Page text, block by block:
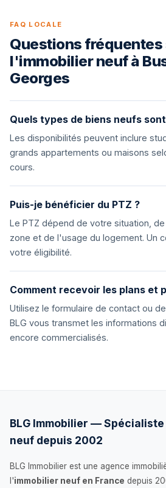
FAQ LOCALE
Questions fréquentes
l'immobilier neuf à
Georges
Quels types de biens neufs
Les disponibilités peuvent inclure
grands appartements ou maisons
cours.
Puis-je bénéficier du PTZ ?
Le PTZ dépend de votre situation,
zone et de l'usage du logement. Un
votre éligibilité.
Comment recevoir les plans et
Utilisez le formulaire de contact ou
BLG vous transmet les informations
encore commercialisés.
BLG Immobilier —
neuf depuis 2002
BLG Immobilier est une agence
l'immobilier neuf en France depuis